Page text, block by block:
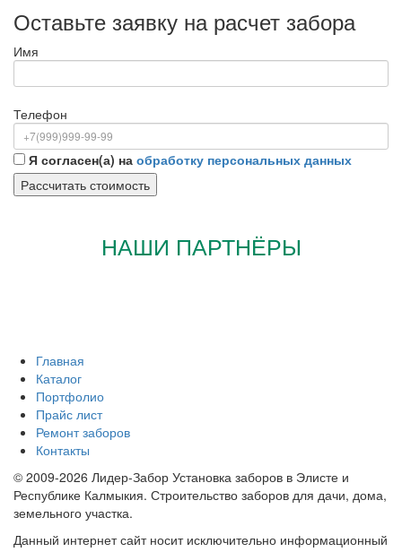
Оставьте заявку на расчет забора
Имя
Телефон
Я согласен(а) на обработку персональных данных
НАШИ ПАРТНЁРЫ
Главная
Каталог
Портфолио
Прайс лист
Ремонт заборов
Контакты
© 2009-2026 Лидер-Забор Установка заборов в Элисте и
Республике Калмыкия. Строительство заборов для дачи, дома,
земельного участка.
Данный интернет сайт носит исключительно информационный